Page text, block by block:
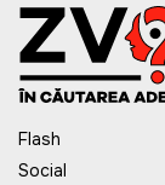
Flash
Social